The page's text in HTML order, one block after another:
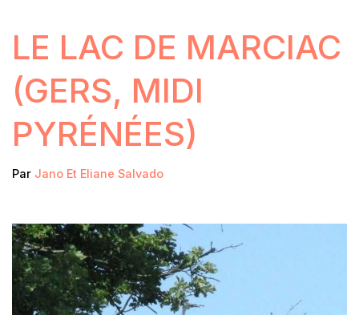
LE LAC DE MARCIAC
(GERS, MIDI
PYRÉNÉES)
Par Jano Et Eliane Salvado